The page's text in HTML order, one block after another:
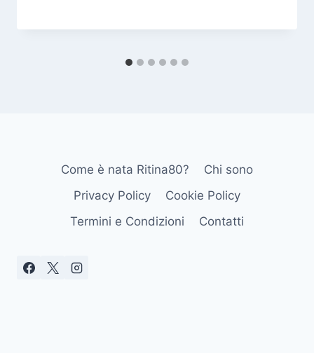
Come è nata Ritina80?
Chi sono
Privacy Policy
Cookie Policy
Termini e Condizioni
Contatti